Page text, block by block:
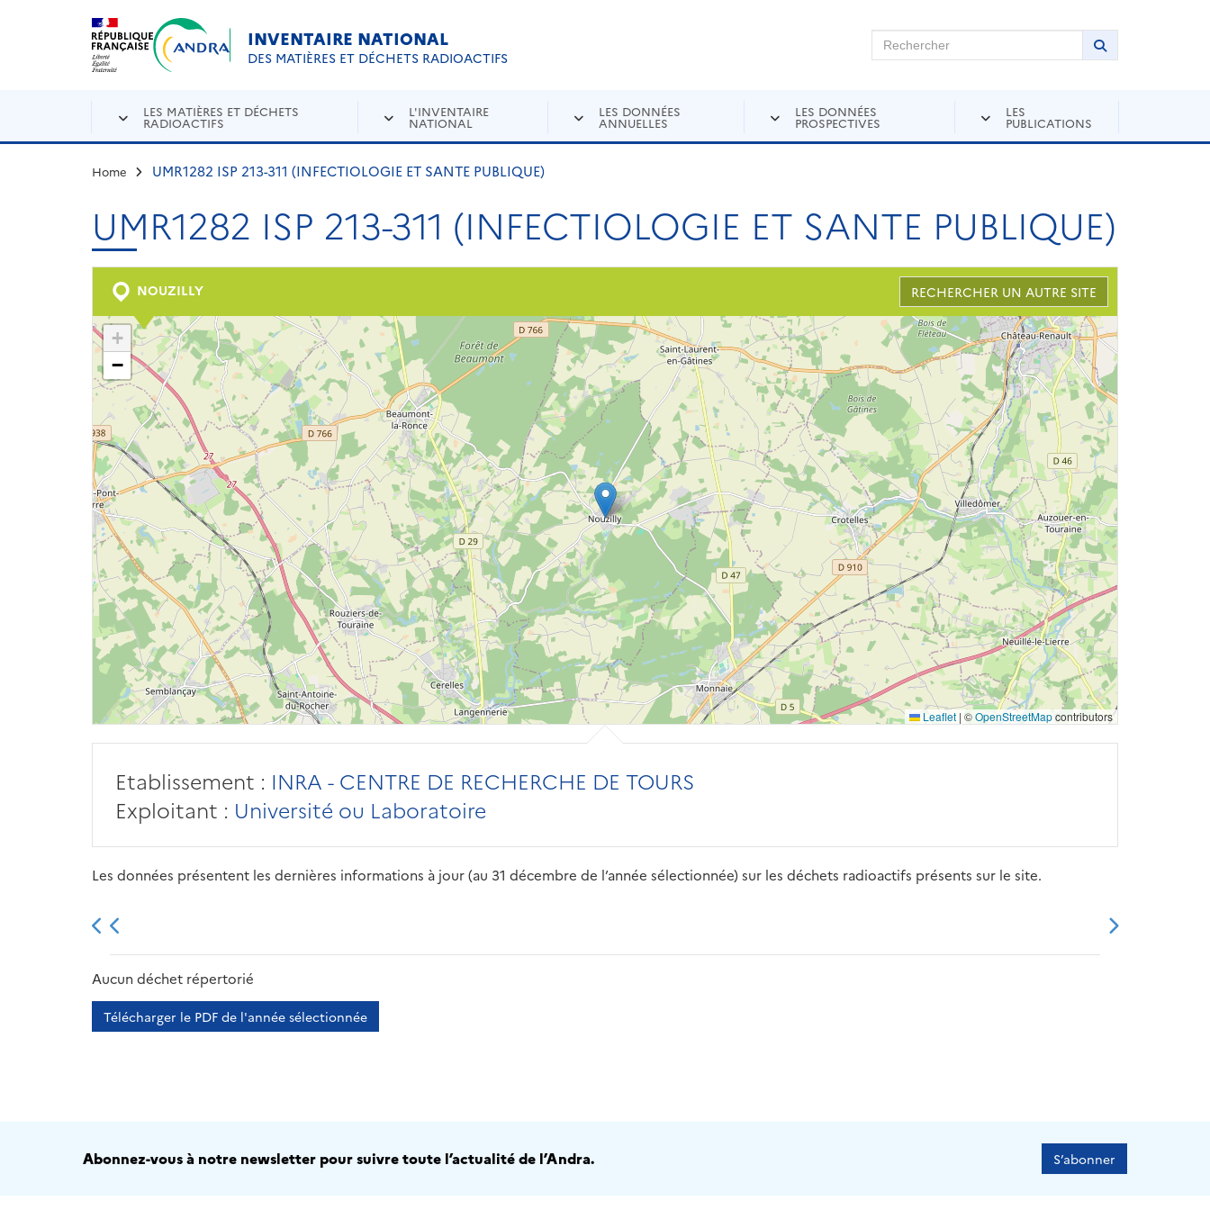
Aller au contenu principal
INVENTAIRE NATIONAL
DES MATIÈRES ET DÉCHETS RADIOACTIFS
Rechercher sur Andra Inventaire Rechercher
Lancer la
LES MATIÈRES ET DÉCHETS
RADIOACTIFS
L'INVENTAIRE
NATIONAL
LES DONNÉES
ANNUELLES
LES DONNÉES
PROSPECTIVES
LES
PUBLICATIONS
Home UMR1282 ISP 213-311 (INFECTIOLOGIE ET SANTE PUBLIQUE)
UMR1282 ISP 213-311 (INFECTIOLOGIE ET SANTE PUBLIQUE)
NOUZILLY RECHERCHER UN AUTRE SITE
+
−
Leaflet | ©OpenStreetMapcontributors
Etablissement : INRA - CENTRE DE RECHERCHE DE TOURS
Exploitant : Université ou Laboratoire
Les données présentent les dernières informations à jour (au 31 décembre de l’année sélectionnée) sur les déchets radioactifs présents sur le site.
2013 2014
Aucun déchet répertorié
Télécharger le PDF de l'année sélectionnée
Abonnez-vous à notre newsletter pour suivre toute l’actualité de l’Andra. S’abonner